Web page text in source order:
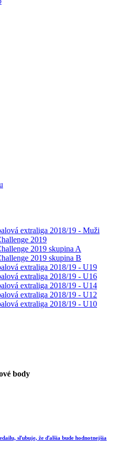
extraliga 2018/19 - Muži
2019
2019 skupina A
2019 skupina B
extraliga 2018/19 - U19
extraliga 2018/19 - U16
extraliga 2018/19 - U14
extraliga 2018/19 - U12
extraliga 2018/19 - U10
body
sľubuje, že ďalšia bude hodnotnejšia